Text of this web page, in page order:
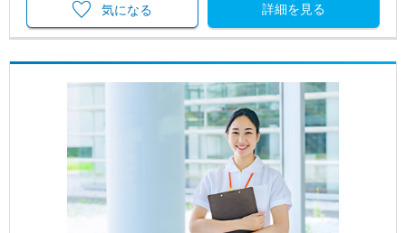
詳細を見る
気になる